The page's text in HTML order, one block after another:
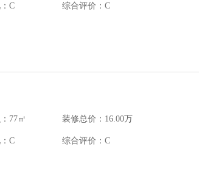
C 综合评价：C
77㎡ 装修总价：16.00万
C 综合评价：C